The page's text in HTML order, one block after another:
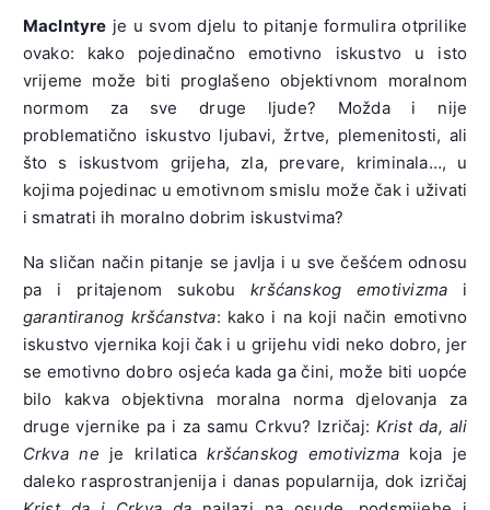
MacIntyre je u svom djelu to pitanje formulira otprilike
ovako: kako pojedinačno emotivno iskustvo u isto
vrijeme može biti proglašeno objektivnom moralnom
normom za sve druge ljude? Možda i nije
problematično iskustvo ljubavi, žrtve, plemenitosti, ali
što s iskustvom grijeha, zla, prevare, kriminala…, u
kojima pojedinac u emotivnom smislu može čak i uživati
i smatrati ih moralno dobrim iskustvima?
Na sličan način pitanje se javlja i u sve češćem odnosu
pa i pritajenom sukobukršćanskog emotivizma i
garantiranog kršćanstva: kako i na koji način emotivno
iskustvo vjernika koji čak i u grijehu vidi neko dobro, jer
se emotivno dobro osjeća kada ga čini, može biti uopće
bilo kakva objektivna moralna norma djelovanja za
druge vjernike pa i za samu Crkvu? Izričaj: Krist da, ali
Crkva ne je krilaticakršćanskog emotivizma koja je
daleko rasprostranjenija i danas popularnija, dok izričaj